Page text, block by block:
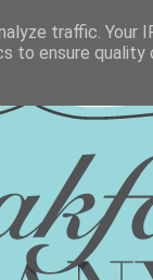
traffic. Your
to ensure quality